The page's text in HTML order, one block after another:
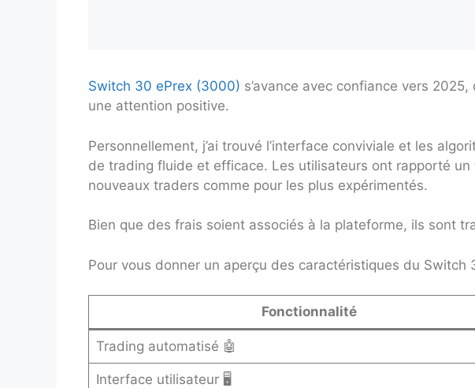
Switch 30 ePrex (3000) s’avance avec confiance vers
une attention positive.
Personnellement, j’ai trouvé l’interface conviviale et les
de trading fluide et efficace. Les utilisateurs ont rapporté
nouveaux traders comme pour les plus expérimentés.
Bien que des frais soient associés à la plateforme, ils sont
Pour vous donner un aperçu des caractéristiques du Switch
Fonctionnalité
Trading automatisé 🤖
Interface utilisateur 🖥️